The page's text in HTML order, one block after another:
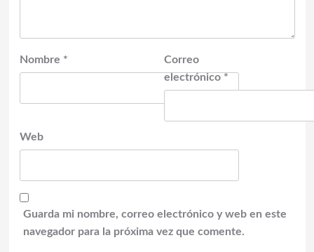
Nombre *
Correo
electrónico *
Web
Guarda mi nombre, correo electrónico y web en este
navegador para la próxima vez que comente.